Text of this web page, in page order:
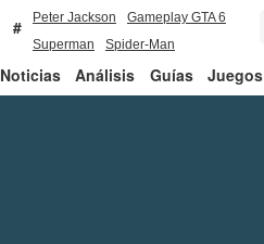
Peter Jackson
Gameplay GTA 6
Superman
Spider-Man
Noticias Análisis Guías Juegos